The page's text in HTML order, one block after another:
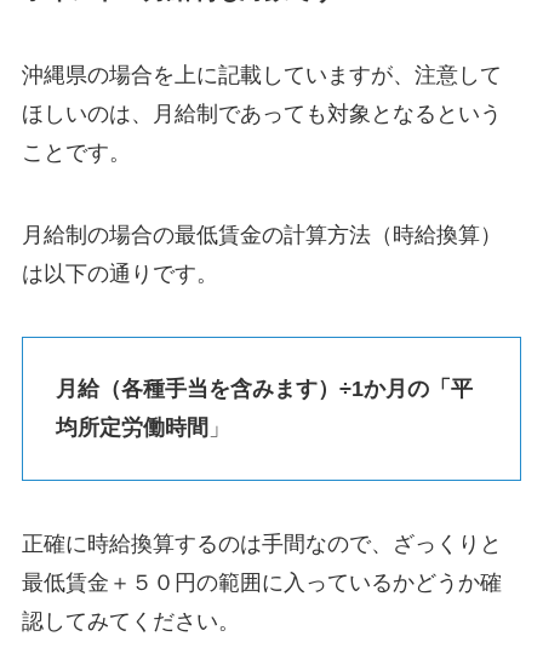
沖縄県の場合を上に記載していますが、注意して
ほしいのは、月給制であっても対象となるという
ことです。
月給制の場合の最低賃金の計算方法（時給換算）
は以下の通りです。
月給（各種手当を含みます）÷1か月の「平
均所定労働時間 」
正確に時給換算するのは手間なので、ざっくりと
最低賃金＋５０円の範囲に入っているかどうか確
認してみてください。